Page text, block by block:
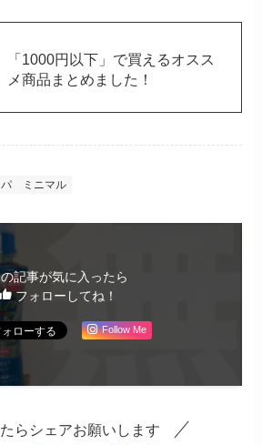
「1000円以下」で買えるオスス
メ商品まとめました！
ミニマル
記事が気に入ったら
フォローしてね！
Follow Me
らシェアお願いします